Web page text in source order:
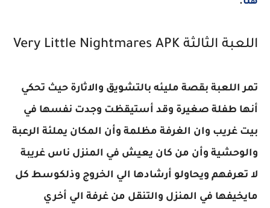
اللعبة الثالثة Very Little Nightmares APK
تمر اللعبة بقصة مليئه بالتشويق والاثارة حيث تحكي
أنها طفلة صغيرة وقد أستيقظت وجدت نفسها في
بيت غريب وان الغرفة مظلمة وأن المكان يملئة الرعبة
والوحشية وأن من كان يعيش في المنزل ناس غريبة
لا تعرفهم ويحاولو أرشادها الي الخروج وذلكوسط كل
مايخيفها في المنزل والتنقل من غرفة الي أخري